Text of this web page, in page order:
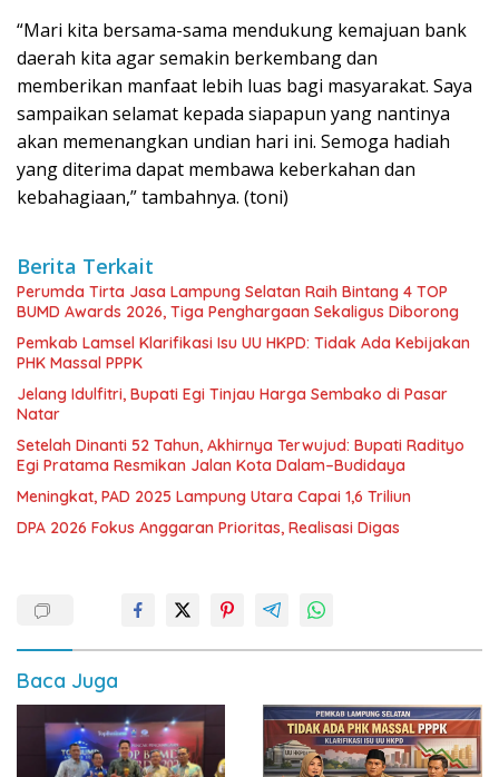
“Mari kita bersama-sama mendukung kemajuan bank
daerah kita agar semakin berkembang dan
memberikan manfaat lebih luas bagi masyarakat. Saya
sampaikan selamat kepada siapapun yang nantinya
akan memenangkan undian hari ini. Semoga hadiah
yang diterima dapat membawa keberkahan dan
kebahagiaan,” tambahnya. (toni)
Berita Terkait
Perumda Tirta Jasa Lampung Selatan Raih Bintang 4 TOP
BUMD Awards 2026, Tiga Penghargaan Sekaligus Diborong
Pemkab Lamsel Klarifikasi Isu UU HKPD: Tidak Ada Kebijakan
PHK Massal PPPK
Jelang Idulfitri, Bupati Egi Tinjau Harga Sembako di Pasar
Natar
Setelah Dinanti 52 Tahun, Akhirnya Terwujud: Bupati Radityo
Egi Pratama Resmikan Jalan Kota Dalam–Budidaya
Meningkat, PAD 2025 Lampung Utara Capai 1,6 Triliun
DPA 2026 Fokus Anggaran Prioritas, Realisasi Digas
Baca Juga